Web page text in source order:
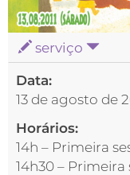
serviço
Data:
13 de agosto de
Horários:
14h – Primeira
14h30 –